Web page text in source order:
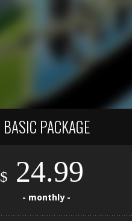
BASIC PACKAGE
$ 24.99
- monthly -